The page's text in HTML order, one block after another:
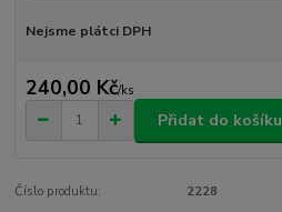
Nejsme plátci DPH
240,00 Kč/ks
Přidat do košíku
Číslo produktu: 2228